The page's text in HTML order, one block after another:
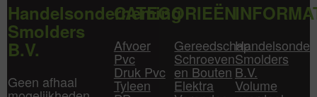
Handelsonderneming
Smolders
B.V.
Geen afhaal
CATEGORIEËN
Afvoer
Pvc
Druk Pvc
Tyleen
Gereedschap
Schroeven
en Bouten
Elektra
Smolders
B.V.
Volume